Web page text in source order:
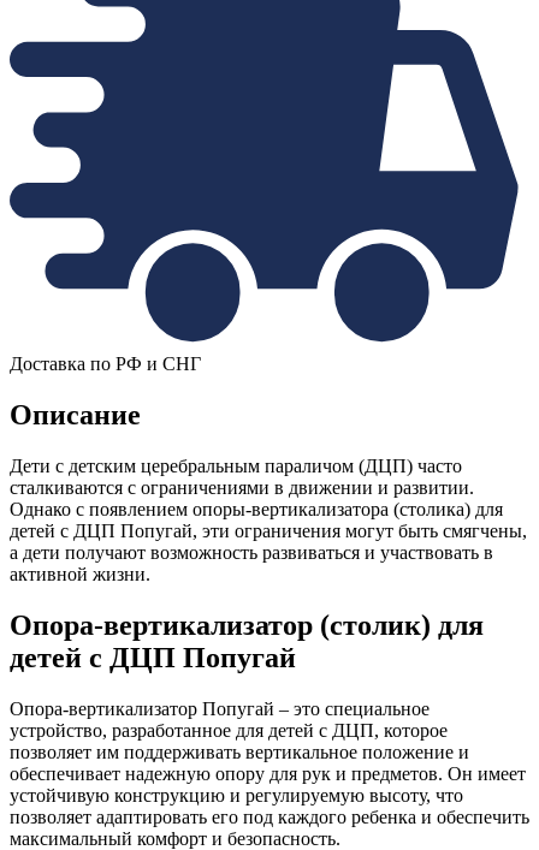
Доставка по РФ и СНГ
Описание
Дети с детским церебральным параличом (ДЦП) часто
сталкиваются с ограничениями в движении и развитии.
Однако с появлением опоры-вертикализатора (столика) для
детей с ДЦП Попугай, эти ограничения могут быть смягчены,
а дети получают возможность развиваться и участвовать в
активной жизни.
Опора-вертикализатор (столик) для
детей с ДЦП Попугай
Опора-вертикализатор Попугай – это специальное
устройство, разработанное для детей с ДЦП, которое
позволяет им поддерживать вертикальное положение и
обеспечивает надежную опору для рук и предметов. Он имеет
устойчивую конструкцию и регулируемую высоту, что
позволяет адаптировать его под каждого ребенка и обеспечить
максимальный комфорт и безопасность.